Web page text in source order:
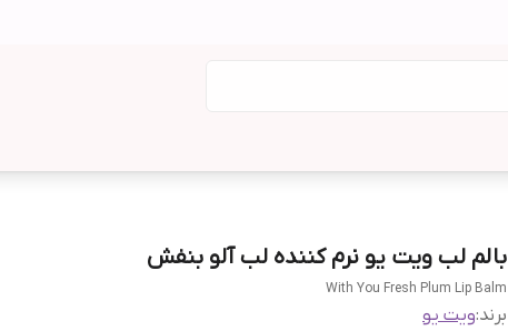
بالم لب ویت یو نرم کننده لب آلو بنفش
With You Fresh Plum Lip Balm
برند:ویت یو